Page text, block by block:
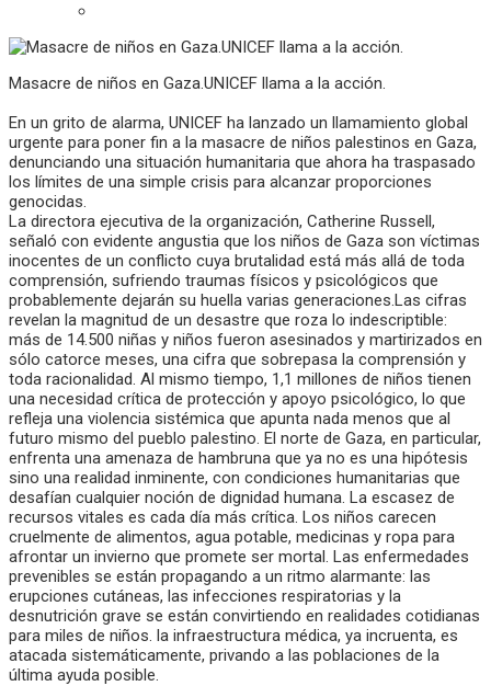
Masacre de niños en Gaza.UNICEF llama a la acción.
En un grito de alarma, UNICEF ha lanzado un llamamiento global
urgente para poner fin a la masacre de niños palestinos en Gaza,
denunciando una situación humanitaria que ahora ha traspasado
los límites de una simple crisis para alcanzar proporciones
genocidas.
La directora ejecutiva de la organización, Catherine Russell,
señaló con evidente angustia que los niños de Gaza son víctimas
inocentes de un conflicto cuya brutalidad está más allá de toda
comprensión, sufriendo traumas físicos y psicológicos que
probablemente dejarán su huella varias generaciones.Las cifras
revelan la magnitud de un desastre que roza lo indescriptible:
más de 14.500 niñas y niños fueron asesinados y martirizados en
sólo catorce meses, una cifra que sobrepasa la comprensión y
toda racionalidad. Al mismo tiempo, 1,1 millones de niños tienen
una necesidad crítica de protección y apoyo psicológico, lo que
refleja una violencia sistémica que apunta nada menos que al
futuro mismo del pueblo palestino. El norte de Gaza, en particular,
enfrenta una amenaza de hambruna que ya no es una hipótesis
sino una realidad inminente, con condiciones humanitarias que
desafían cualquier noción de dignidad humana. La escasez de
recursos vitales es cada día más crítica. Los niños carecen
cruelmente de alimentos, agua potable, medicinas y ropa para
afrontar un invierno que promete ser mortal. Las enfermedades
prevenibles se están propagando a un ritmo alarmante: las
erupciones cutáneas, las infecciones respiratorias y la
desnutrición grave se están convirtiendo en realidades cotidianas
para miles de niños. la infraestructura médica, ya incruenta, es
atacada sistemáticamente, privando a las poblaciones de la
última ayuda posible.